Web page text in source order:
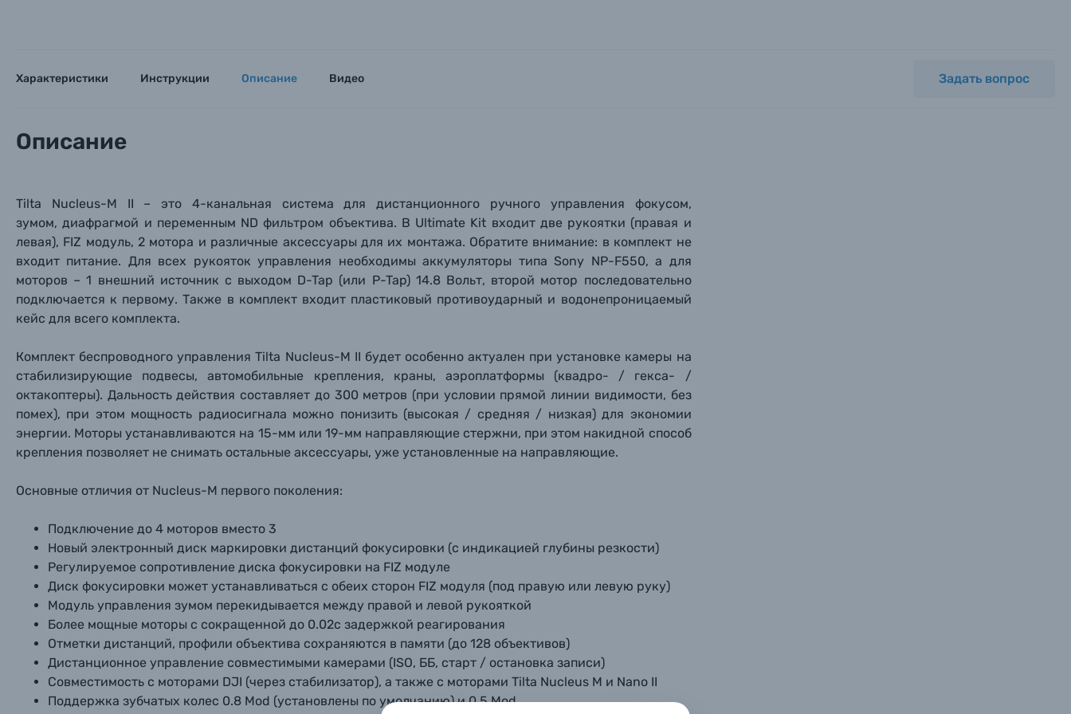
Появились вопросы?
Мы постараемся ответить как можно скорее.
Имя и Фамилия*
Появились вопросы?
Мы постараемся ответить как можно скорее.
Имя и Фамилия*
Каталог товаров
Цифровые фотоаппараты
Пленочные фотоаппараты
Фотокамеры моментальной печати
Видеокамеры
Объективы для фотоаппаратов
Характеристики Инструкции Описание Видео Задать вопрос
Описание
Tilta Nucleus-M II – это 4-канальная система для дистанционного ручного управления фокусом,
зумом, диафрагмой и переменным ND фильтром объектива. В Ultimate Kit входит две рукоятки (правая и
левая), FIZ модуль, 2 мотора и различные аксессуары для их монтажа. Обратите внимание: в комплект не
входит питание. Для всех рукояток управления необходимы аккумуляторы типа Sony NP-F550, а для
моторов – 1 внешний источник с выходом D-Tap (или P-Tap) 14.8 Вольт, второй мотор последовательно
подключается к первому. Также в комплект входит пластиковый противоударный и водонепроницаемый
кейс для всего комплекта.
Комплект беспроводного управления Tilta Nucleus-M II будет особенно актуален при установке камеры на
стабилизирующие подвесы, автомобильные крепления, краны, аэроплатформы (квадро- / гекса- /
октакоптеры). Дальность действия составляет до 300 метров (при условии прямой линии видимости, без
помех), при этом мощность радиосигнала можно понизить (высокая / средняя / низкая) для экономии
энергии. Моторы устанавливаются на 15-мм или 19-мм направляющие стержни, при этом накидной способ
крепления позволяет не снимать остальные аксессуары, уже установленные на направляющие.
Основные отличия от Nucleus-M первого поколения:
Подключение до 4 моторов вместо 3
Новый электронный диск маркировки дистанций фокусировки (с индикацией глубины резкости)
Регулируемое сопротивление диска фокусировки на FIZ модуле
Диск фокусировки может устанавливаться с обеих сторон FIZ модуля (под правую или левую руку)
Модуль управления зумом перекидывается между правой и левой рукояткой
Более мощные моторы с сокращенной до 0.02с задержкой реагирования
Отметки дистанций, профили объектива сохраняются в памяти (до 128 объективов)
Дистанционное управление совместимыми камерами (ISO, ББ, старт / остановка записи)
Совместимость с моторами DJI (через стабилизатор), а также с моторами Tilta Nucleus M и Nano II
Поддержка зубчатых колес 0.8 Mod (установлены по умолчанию) и 0.5 Mod
Появились вопросы?
Мы постараемся ответить как можно скорее.
Имя и Фамилия*